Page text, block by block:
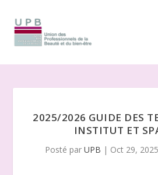
2025/2026 GUIDE DES
INSTITUT ET
Posté par UPB | Oct 29, 2025